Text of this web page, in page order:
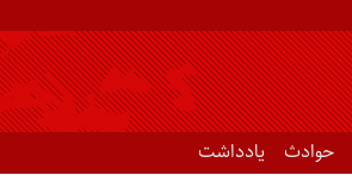
حوادث یادداشت